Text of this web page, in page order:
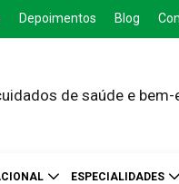
Blog
Depoimentos
de saúde e
ESPECIALIDADES